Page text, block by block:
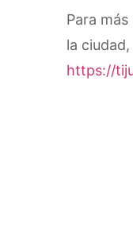
Para
la
https://